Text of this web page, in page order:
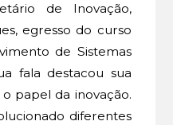
de Inovação,
egresso do curso
de Sistemas
fala destacou sua
papel da inovação.
diferentes